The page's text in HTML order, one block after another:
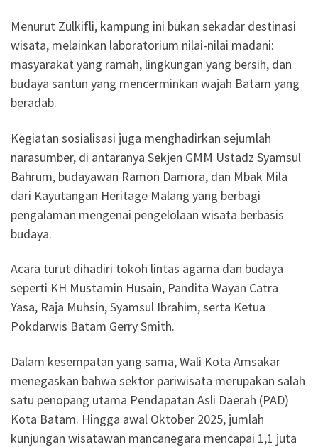
Menurut Zulkifli, kampung ini bukan sekadar destinasi
wisata, melainkan laboratorium nilai-nilai madani:
masyarakat yang ramah, lingkungan yang bersih, dan
budaya santun yang mencerminkan wajah Batam yang
beradab.
Kegiatan sosialisasi juga menghadirkan sejumlah
narasumber, di antaranya Sekjen GMM Ustadz Syamsul
Bahrum, budayawan Ramon Damora, dan Mbak Mila
dari Kayutangan Heritage Malang yang berbagi
pengalaman mengenai pengelolaan wisata berbasis
budaya.
Acara turut dihadiri tokoh lintas agama dan budaya
seperti KH Mustamin Husain, Pandita Wayan Catra
Yasa, Raja Muhsin, Syamsul Ibrahim, serta Ketua
Pokdarwis Batam Gerry Smith.
Dalam kesempatan yang sama, Wali Kota Amsakar
menegaskan bahwa sektor pariwisata merupakan salah
satu penopang utama Pendapatan Asli Daerah (PAD)
Kota Batam. Hingga awal Oktober 2025, jumlah
kunjungan wisatawan mancanegara mencapai 1,1 juta